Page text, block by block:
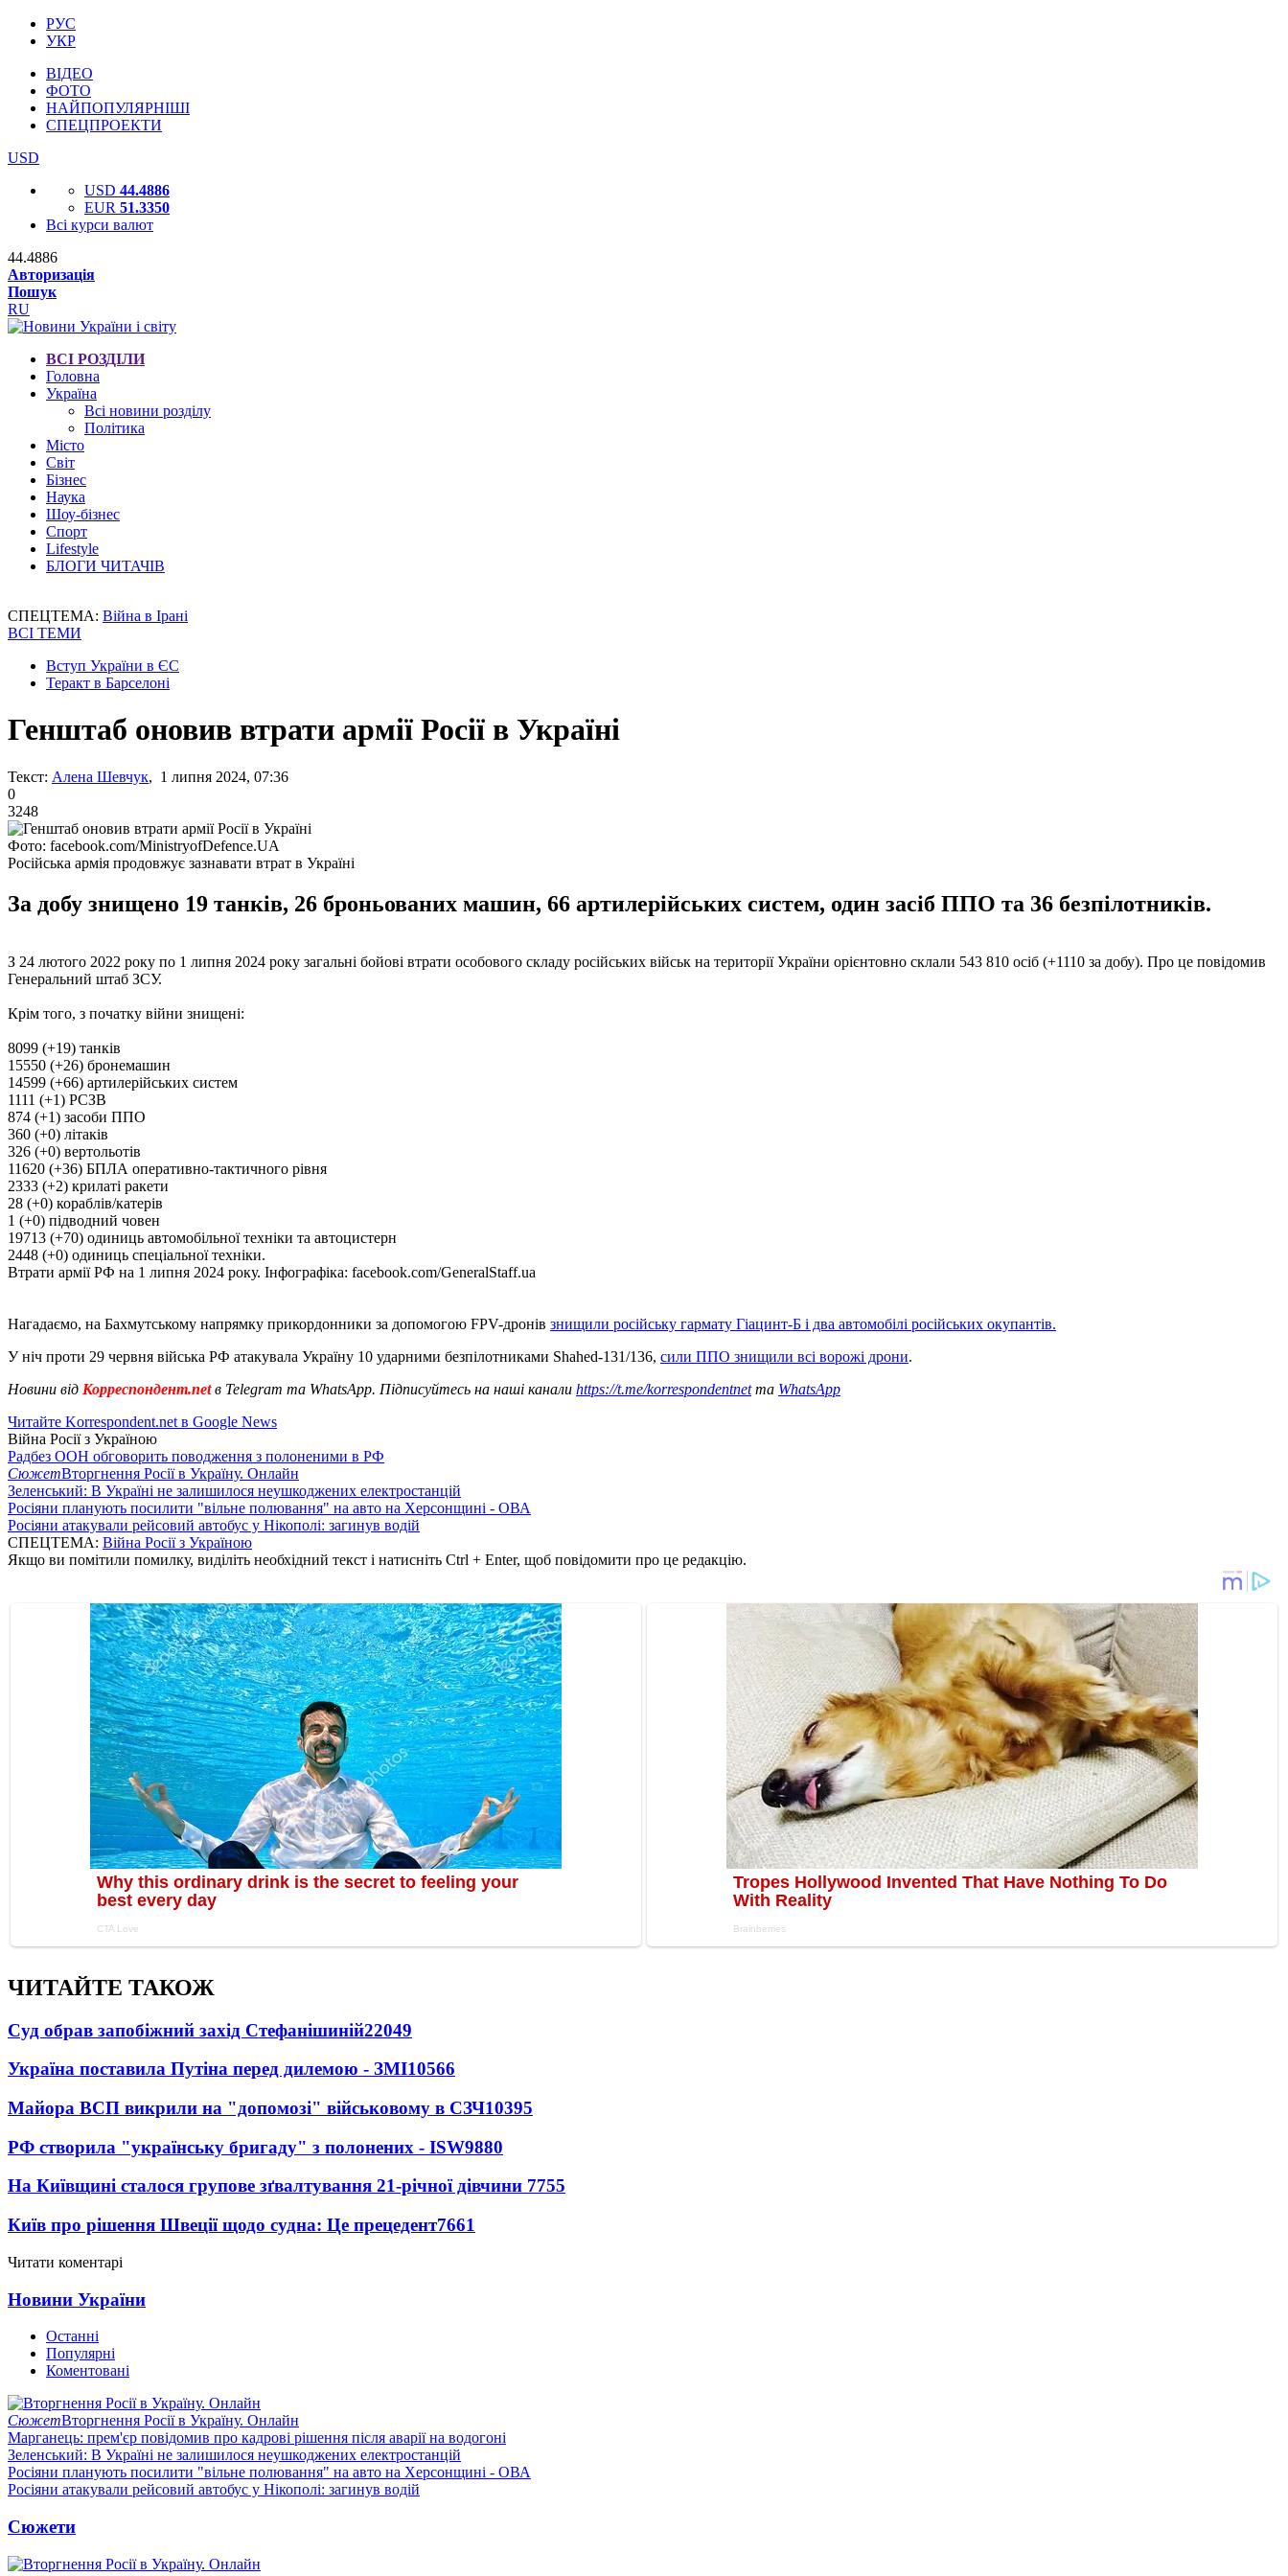
РУС
УКР
ВІДЕО
ФОТО
НАЙПОПУЛЯРНІШІ
СПЕЦПРОЕКТИ
USD
USD 44.4886
EUR 51.3350
Всі курси валют
44.4886
Авторизація
Пошук
RU
ВСІ РОЗДІЛИ
Головна
Україна
Всі новини розділу
Політика
Місто
Світ
Бізнес
Наука
Шоу-бізнес
Спорт
Lifestyle
БЛОГИ ЧИТАЧІВ
СПЕЦТЕМА: Війна в Ірані
ВСІ ТЕМИ
Вступ України в ЄС
Теракт в Барселоні
Генштаб оновив втрати армії Росії в Україні
Текст: Алена Шевчук, 1 липня 2024, 07:36
0
3248
Фото: facebook.com/MinistryofDefence.UA
Російська армія продовжує зазнавати втрат в Україні
За добу знищено 19 танків, 26 броньованих машин, 66 артилерійських систем, один засіб ППО та 36 безпілотників.
З 24 лютого 2022 року по 1 липня 2024 року загальні бойові втрати особового складу російських військ на території України орієнтовно склали 543 810 осіб (+1110 за добу). Про це повідомив
Генеральний штаб ЗСУ.
Крім того, з початку війни знищені:
8099 (+19) танків
15550 (+26) бронемашин
14599 (+66) артилерійських систем
1111 (+1) РСЗВ
874 (+1) засоби ППО
360 (+0) літаків
326 (+0) вертольотів
11620 (+36) БПЛА оперативно-тактичного рівня
2333 (+2) крилаті ракети
28 (+0) кораблів/катерів
1 (+0) підводний човен
19713 (+70) одиниць автомобільної техніки та автоцистерн
2448 (+0) одиниць спеціальної техніки.
Втрати армії РФ на 1 липня 2024 року. Інфографіка: facebook.com/GeneralStaff.ua
Нагадаємо, на Бахмутському напрямку прикордонники за допомогою FPV-дронів знищили російську гармату Гіацинт-Б і два автомобілі російських окупантів.
У ніч проти 29 червня війська РФ атакувала Україну 10 ударними безпілотниками Shahed-131/136, сили ППО знищили всі ворожі дрони.
Новини від Корреспондент.netв Telegram та WhatsApp. Підписуйтесь на наші канали https://t.me/korrespondentnetта WhatsApp
Читайте Korrespondent.net в Google News
Війна Росії з Україною
Радбез ООН обговорить поводження з полоненими в РФ
СюжетВторгнення Росії в Україну. Онлайн
Зеленський: В Україні не залишилося неушкоджених електростанцій
Росіяни планують посилити "вільне полювання" на авто на Херсонщині - ОВА
Росіяни атакували рейсовий автобус у Нікополі: загинув водій
СПЕЦТЕМА: Війна Росії з Україною
Якщо ви помітили помилку, виділіть необхідний текст і натисніть Ctrl + Enter, щоб повідомити про це редакцію.
ЧИТАЙТЕ ТАКОЖ
Суд обрав запобіжний захід Стефанішиній22049
Україна поставила Путіна перед дилемою - ЗМІ10566
Майора ВСП викрили на "допомозі" військовому в СЗЧ10395
РФ створила "українську бригаду" з полонених - ISW9880
На Київщині сталося групове зґвалтування 21-річної дівчини 7755
Київ про рішення Швеції щодо судна: Це прецедент7661
Читати коментарі
Новини України
Останні
Популярні
Коментовані
СюжетВторгнення Росії в Україну. Онлайн
Марганець: прем'єр повідомив про кадрові рішення після аварії на водогоні
Зеленський: В Україні не залишилося неушкоджених електростанцій
Росіяни планують посилити "вільне полювання" на авто на Херсонщині - ОВА
Росіяни атакували рейсовий автобус у Нікополі: загинув водій
Сюжети